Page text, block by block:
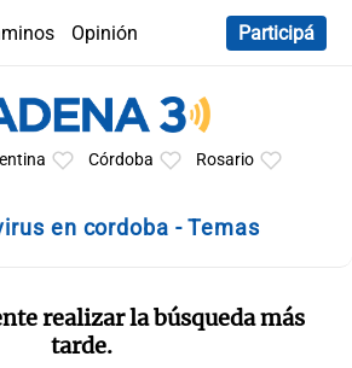
Opinión
Participá
Córdoba Rosario
en cordoba - Temas
realizar la búsqueda más
tarde.